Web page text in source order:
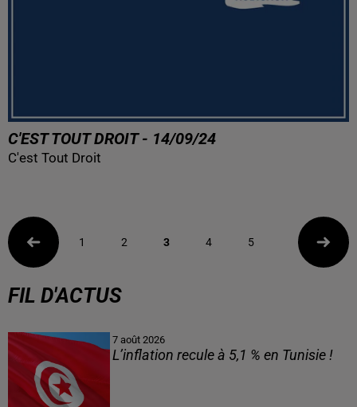
C'EST TOUT DROIT - 14/09/24
C'est Tout Droit
1 2 3 4 5
FIL D'ACTUS
7 août 2026
L’inflation recule à 5,1 % en Tunisie !